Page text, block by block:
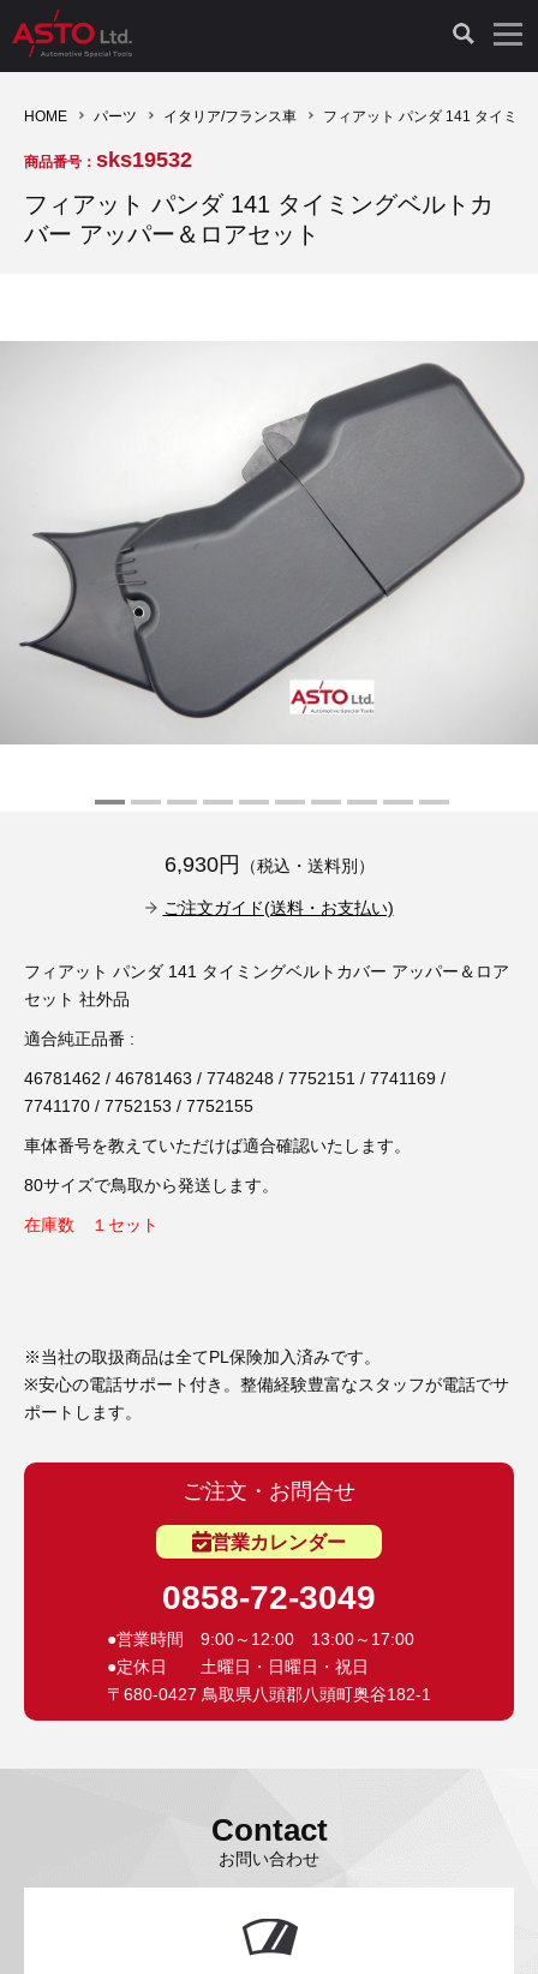
診断機（16）
キープログラマー（4）
その他（9）
診断テスター（10）
キープログラマー（20）
古い車両用診断テスター（10）
バイク用診断テスター（7）
その他（20）
HCB TOOLS（45）
AST TOOLS（51）
イタリア/フランス車（27）
イギリス車（23）
アメリカ車（15）
スウェーデン車（20）
ホイールロック取り外しツール（6）
3D プリンターペン（8）
オシロスコープ（2）
オシロ関連商品（9）
ドイツ車（428）
イタリア/フランス車（145）
ロシア（8）
ブレーキキャリパーリペアキット（369）
ライト関連（6）
その他（12）
現品修理（77）
リビルト品（58）
オシロスコープ（10）
アクセサリー（13）
HOME パーツ イタリア/フランス車 フィアット パンダ 141 タイミ
商品番号： sks19532
フィアット パンダ 141 タイミングベルトカ
バー アッパー＆ロアセット
6,930円 （税込・送料別）
ご注文ガイド(送料・お支払い)
フィアット パンダ 141 タイミングベルトカバー アッパー＆ロア
セット 社外品
適合純正品番 :
46781462 / 46781463 / 7748248 / 7752151 / 7741169 /
7741170 / 7752153 / 7752155
車体番号を教えていただけば適合確認いたします。
80サイズで鳥取から発送します。
在庫数 １セット
※当社の取扱商品は全てPL保険加入済みです。
※安心の電話サポート付き。整備経験豊富なスタッフが電話でサ
ポートします。
ご注文・お問合せ
営業カレンダー
0858-72-3049
●営業時間 9:00～12:00 13:00～17:00
●定休日 土曜日・日曜日・祝日
〒680-0427 鳥取県八頭郡八頭町奥谷182-1
Contact
お問い合わせ